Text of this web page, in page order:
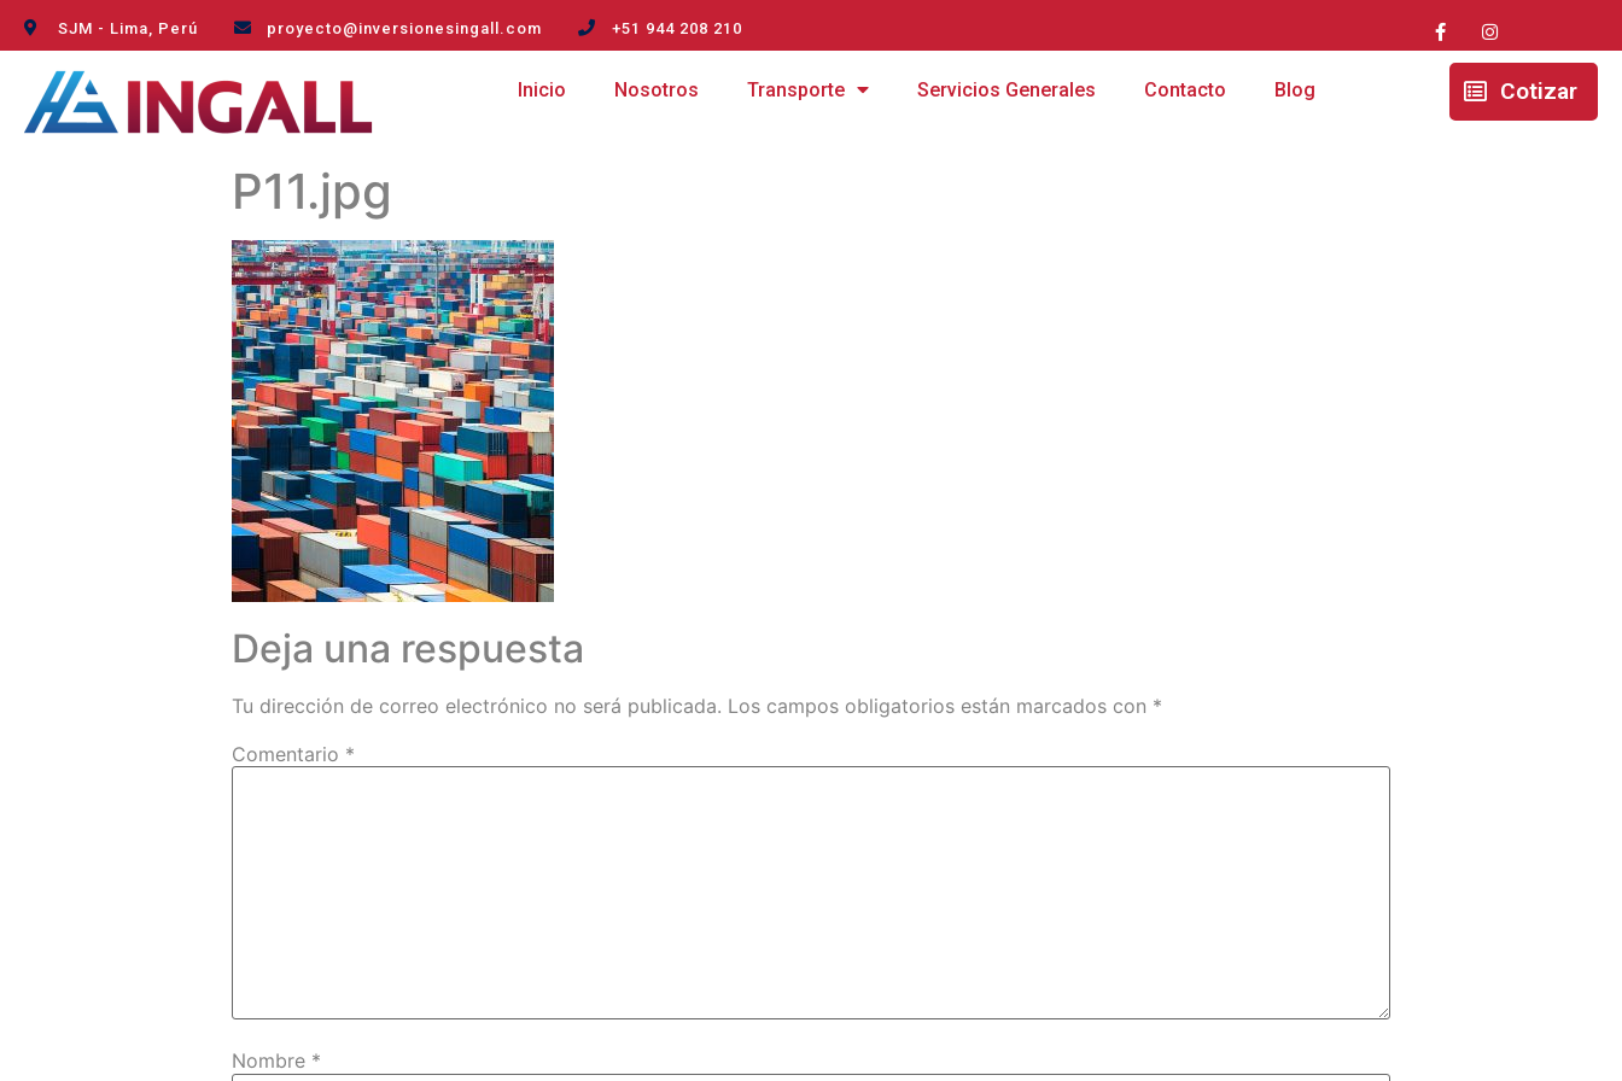
SJM - Lima, Perú proyecto@inversionesingall.com +51 944 208 210
Inicio Nosotros Transporte Servicios Generales Contacto Blog Cotizar
P11.jpg
Deja una respuesta
Tu dirección de correo electrónico no será publicada. Los campos obligatorios están marcados con *
Comentario *
Nombre *